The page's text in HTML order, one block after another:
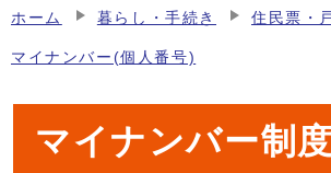
ホーム 暮らし・手続き 住民票・
マイナンバー(個人番号)
マイナンバー制